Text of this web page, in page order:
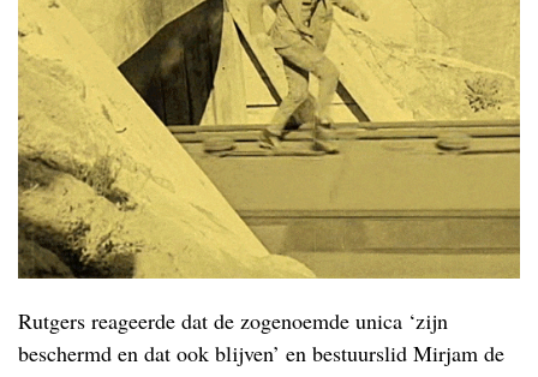
Rutgers reageerde dat de zogenoemde unica ‘zijn
beschermd en dat ook blijven’ en bestuurslid Mirjam de